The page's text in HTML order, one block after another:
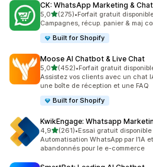
CK: WhatsApp Marketing & Chat
5,0étoile(s) sur 5
(275)
275 avis au total
•Forfait gratuit
Campagnes, récup. panier & maj
Built for Shopify
Moose AI Chatbot & Live Chat
5,0étoile(s) sur 5
(452)
452 avis au total
•Forfait gratuit
Assistez vos clients avec un chat
une boîte de réception et une FAQ
Built for Shopify
KwikEngage: Whatsapp
4,9étoile(s) sur 5
(261)
261 avis au total
•Essai gratuit disponible
Automatisation WhatsApp par l’IA
abandonnés pour le e-commerce